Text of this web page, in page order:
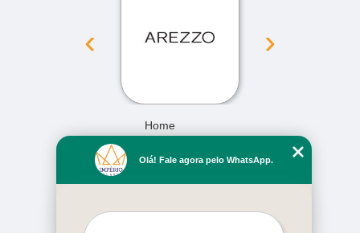
‹ ›
Home
Missão
Olá! Fale agora pelo WhatsApp.